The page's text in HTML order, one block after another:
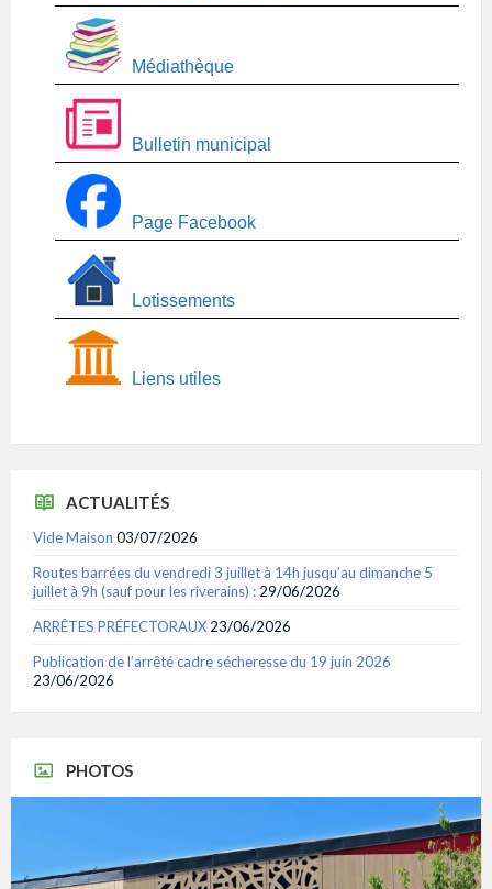
Médiathèque
Bulletin municipal
Page Facebook
Lotissements
Liens utiles
ACTUALITÉS
Vide Maison 03/07/2026
Routes barrées du vendredi 3 juillet à 14h jusqu’au dimanche 5
juillet à 9h (sauf pour les riverains) : 29/06/2026
ARRÊTES PRÉFECTORAUX 23/06/2026
Publication de l’arrêté cadre sécheresse du 19 juin 2026
23/06/2026
PHOTOS